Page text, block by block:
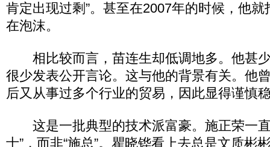
肯定出现过剩”。甚至在2007年的时候，他
在泡沫。
相比较而言，苗连生却低调地多。他甚
很少发表公开言论。这与他的背景有关。他
后又从事过多个行业的贸易，因此显得谨慎
这是一批典型的技术派富豪。施正荣一直
士”，而非“施总”。瞿晓铧看上去总是文质彬